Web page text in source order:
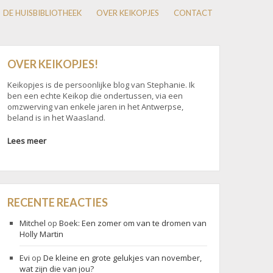
DE HUISBIBLIOTHEEK OVER KEIKOPJES CONTACT
OVER KEIKOPJES!
Keikopjes is de persoonlijke blog van Stephanie. Ik
ben een echte Keikop die ondertussen, via een
omzwerving van enkele jaren in het Antwerpse,
beland is in het Waasland.
Lees meer
RECENTE REACTIES
Mitchel opBoek: Een zomer om van te dromen van
Holly Martin
Evi opDe kleine en grote gelukjes van november,
wat zijn die van jou?